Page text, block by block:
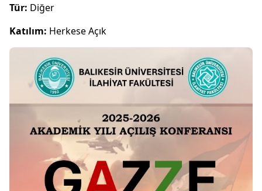
Tür: Diğer
Katılım: Herkese Açık